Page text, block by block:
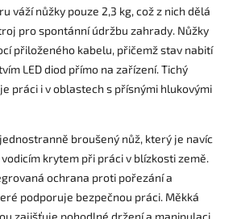
váží nůžky pouze 2,3 kg, což z nich dělá
pro spontánní údržbu zahrady. Nůžky
přiloženého kabelu, přičemž stav nabití
LED diod přímo na zařízení. Tichý
práci i v oblastech s přísnými hlukovými
broušený nůž, který je navíc
krytem při práci v blízkosti země.
ochrana proti pořezání a
podporuje bezpečnou práci. Měkká
zajišťuje pohodlné držení a manipulaci.